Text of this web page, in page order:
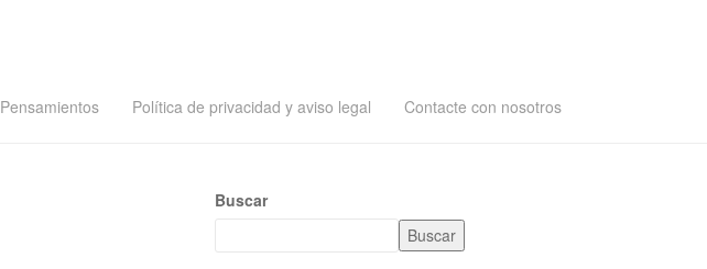
Pensamientos Política de privacidad y aviso legal Contacte con nosotros
Buscar
Buscar